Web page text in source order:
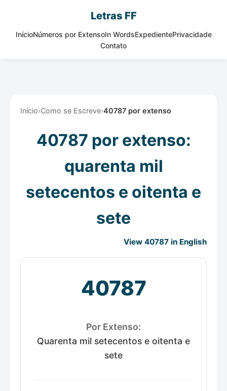
Letras FF
InícioNúmeros por ExtensoIn WordsExpedientePrivacidade
Contato
Início›Como se Escreve›40787 por extenso
40787 por extenso:
quarenta mil
setecentos e oitenta e
sete
View 40787 in English
40787
Por Extenso:
Quarenta mil setecentos e oitenta e
sete